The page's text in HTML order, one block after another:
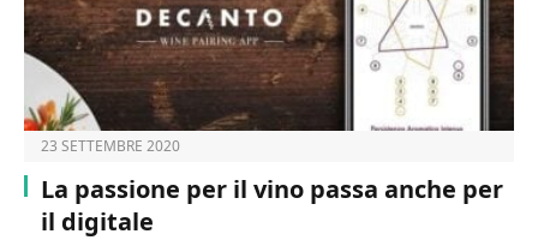
23 SETTEMBRE 2020
La passione per il vino passa anche per
il digitale